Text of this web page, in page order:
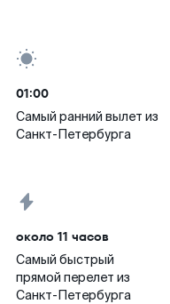
01:00
Самый ранний вылет из
Санкт-Петербурга
около 11 часов
Самый быстрый
прямой перелет из
Санкт-Петербурга